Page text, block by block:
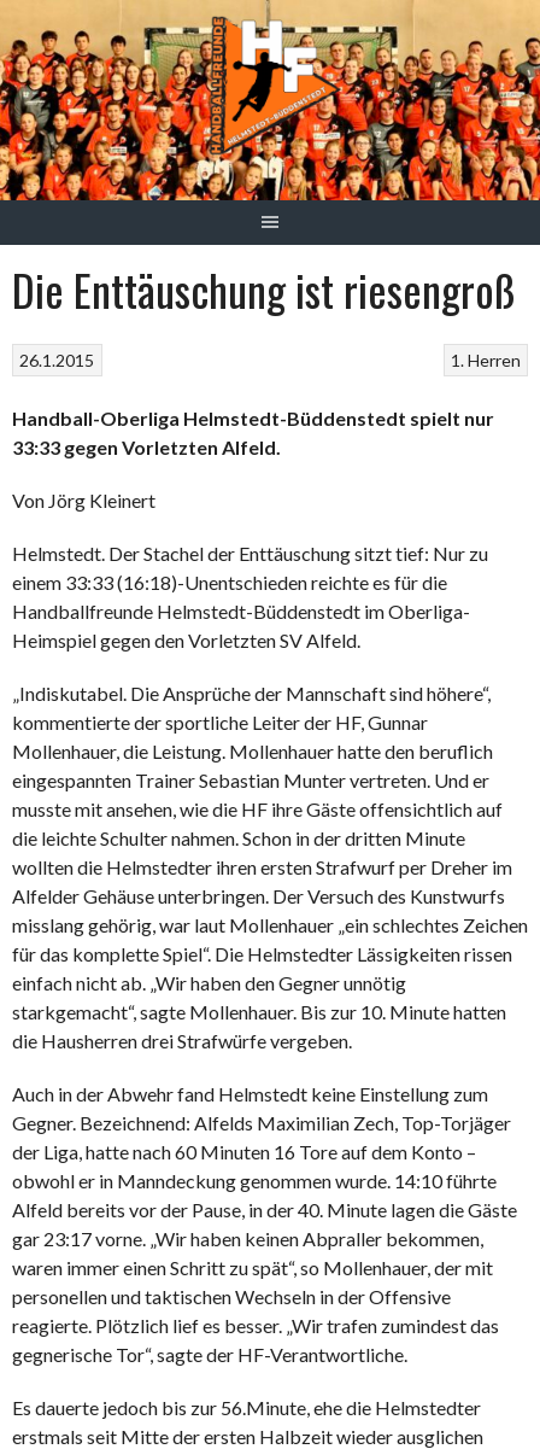
zum
Inhalt
Die Enttäuschung ist riesengroß
1. Herren
26.1.2015
Handball-Oberliga Helmstedt-Büddenstedt spielt nur
33:33 gegen Vorletzten Alfeld.
Von Jörg Kleinert
Helmstedt. Der Stachel der Enttäuschung sitzt tief: Nur zu
einem 33:33 (16:18)-Unentschieden reichte es für die
Handballfreunde Helmstedt-Büddenstedt im Oberliga-
Heimspiel gegen den Vorletzten SV Alfeld.
„Indiskutabel. Die Ansprüche der Mannschaft sind höhere“,
kommentierte der sportliche Leiter der HF, Gunnar
Mollenhauer, die Leistung. Mollenhauer hatte den beruflich
eingespannten Trainer Sebastian Munter vertreten. Und er
musste mit ansehen, wie die HF ihre Gäste offensichtlich auf
die leichte Schulter nahmen. Schon in der dritten Minute
wollten die Helmstedter ihren ersten Strafwurf per Dreher im
Alfelder Gehäuse unterbringen. Der Versuch des Kunstwurfs
misslang gehörig, war laut Mollenhauer „ein schlechtes Zeichen
für das komplette Spiel“. Die Helmstedter Lässigkeiten rissen
einfach nicht ab. „Wir haben den Gegner unnötig
starkgemacht“, sagte Mollenhauer. Bis zur 10. Minute hatten
die Hausherren drei Strafwürfe vergeben.
Auch in der Abwehr fand Helmstedt keine Einstellung zum
Gegner. Bezeichnend: Alfelds Maximilian Zech, Top-Torjäger
der Liga, hatte nach 60 Minuten 16 Tore auf dem Konto –
obwohl er in Manndeckung genommen wurde. 14:10 führte
Alfeld bereits vor der Pause, in der 40. Minute lagen die Gäste
gar 23:17 vorne. „Wir haben keinen Abpraller bekommen,
waren immer einen Schritt zu spät“, so Mollenhauer, der mit
personellen und taktischen Wechseln in der Offensive
reagierte. Plötzlich lief es besser. „Wir trafen zumindest das
gegnerische Tor“, sagte der HF-Verantwortliche.
Es dauerte jedoch bis zur 56.Minute, ehe die Helmstedter
erstmals seit Mitte der ersten Halbzeit wieder ausglichen